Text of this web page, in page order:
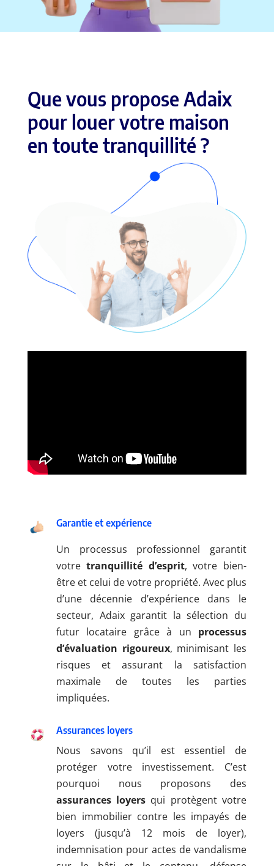
Que vous propose Adaix
pour louer votre maison
en toute tranquillité ?
Garantie et expérience
Un processus professionnel garantit
votretranquillité d’esprit, votre bien-
être et celui de votre propriété. Avec plus
d’une décennie d’expérience dans le
secteur, Adaix garantit la sélection du
futur locataire grâce à un processus
d’évaluation rigoureux, minimisant les
risques et assurant la satisfaction
maximale de toutes les parties
impliquées.
Assurances loyers
Nous savons qu’il est essentiel de
protéger votre investissement. C’est
pourquoi nous proposons des
assurances loyers qui protègent votre
bien immobilier contre les impayés de
loyers (jusqu’à 12 mois de loyer),
indemnisation pour actes de vandalisme